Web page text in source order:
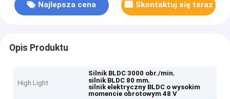
Najlepsza cena Skontaktuj się teraz
Opis Produktu
High Light
Silnik BLDC 3000 obr./min,
silnik BLDC 80 mm,
silnik elektryczny BLDC o wysokim
momencie obrotowym 48 V